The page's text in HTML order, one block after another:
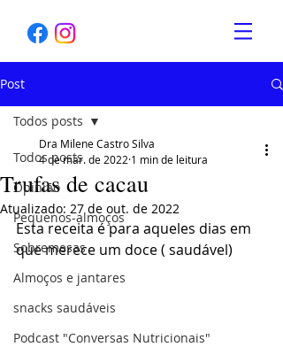
Post
Todos posts
Opinião
Pequenos-almoços
Sobremesas
Almoços e jantares
snacks saudáveis
Podcast "Conversas Nutricionais"
Todos posts
Trufas de cacau
Dra Milene Castro Silva
4 de mar. de 2022 1 min de leitura
Atualizado: 27 de out. de 2022
Esta receita é para aqueles dias em
que merece um doce ( saudável)